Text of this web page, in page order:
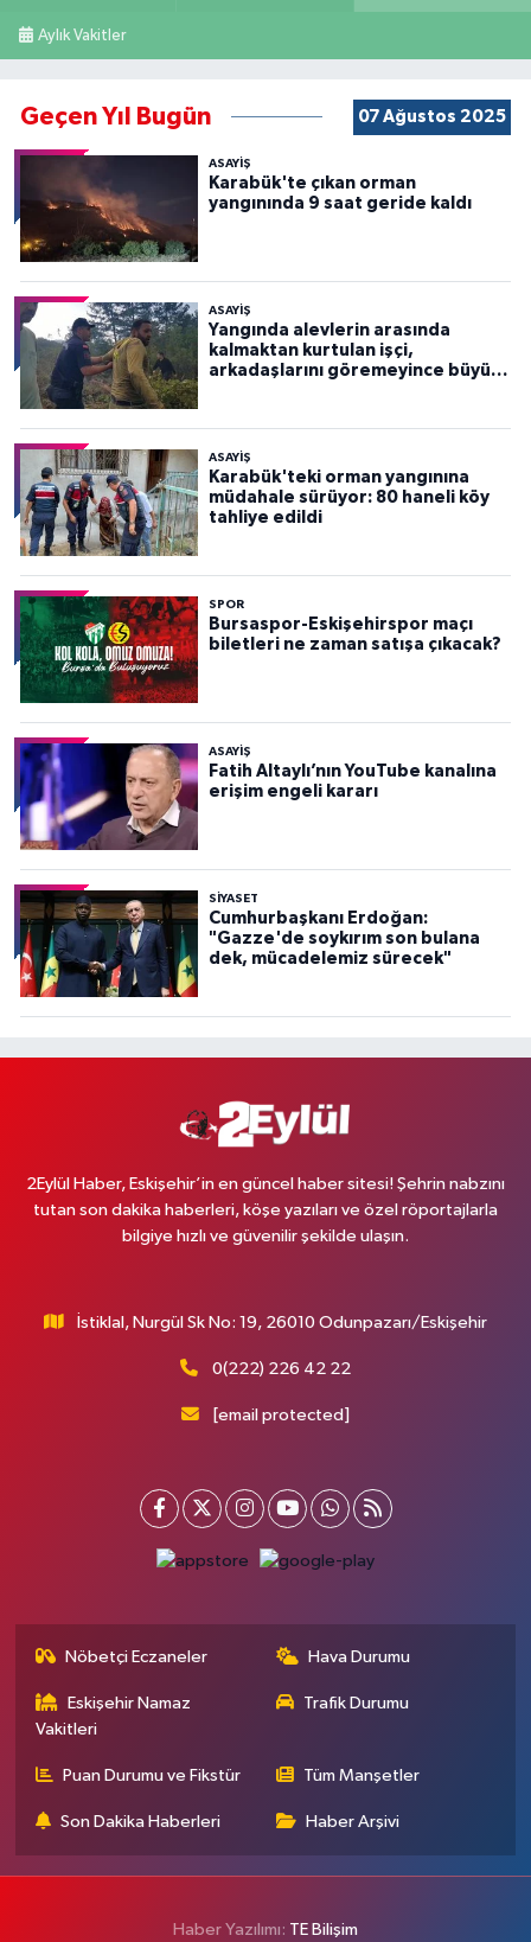
Aylık Vakitler
Geçen Yıl Bugün 07 Ağustos 2025
ASAYİŞ
Karabük'te çıkan orman
yangınında 9 saat geride kaldı
ASAYİŞ
Yangında alevlerin arasında
kalmaktan kurtulan işçi,
arkadaşlarını göremeyince büyük
ASAYİŞ
Karabük'teki orman yangınına
müdahale sürüyor: 80 haneli köy
tahliye edildi
SPOR
Bursaspor-Eskişehirspor maçı
biletleri ne zaman satışa çıkacak?
ASAYİŞ
Fatih Altaylı’nın YouTube kanalına
erişim engeli kararı
SİYASET
Cumhurbaşkanı Erdoğan:
"Gazze'de soykırım son bulana
dek, mücadelemiz sürecek"
2Eylül Haber, Eskişehir’in en güncel haber sitesi! Şehrin nabzını
tutan son dakika haberleri, köşe yazıları ve özel röportajlarla
bilgiye hızlı ve güvenilir şekilde ulaşın.
İstiklal, Nurgül Sk No: 19, 26010 Odunpazarı/Eskişehir
0(222) 226 42 22
[email protected]
Nöbetçi Eczaneler Hava Durumu
Eskişehir Namaz
Vakitleri
Trafik Durumu
Puan Durumu ve Fikstür Tüm Manşetler
Son Dakika Haberleri Haber Arşivi
Haber Yazılımı: TE Bilişim